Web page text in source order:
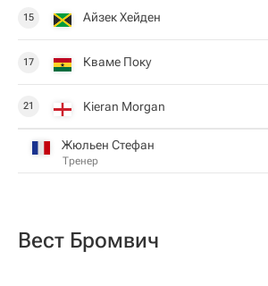
15 Айзек Хейден
17 Кваме Поку
21 Kieran Morgan
Жюльен Стефан
Тренер
Вест Бромвич